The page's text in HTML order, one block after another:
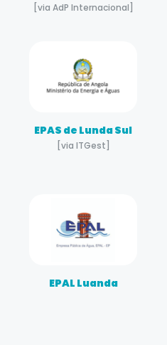
[via AdP Internacional]
EPAS de Lunda Sul
[via ITGest]
EPAL Luanda